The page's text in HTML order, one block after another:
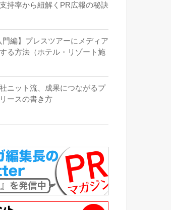
持率から紐解くPR広報の秘訣
門編】プレスツアーにメディア
る方法（ホテル・リゾート施
ニット流、成果につながるプ
ースの書き方